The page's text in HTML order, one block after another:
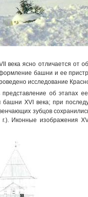
века ясно отличается от
башни и ее
исследование
об этапах
XVI века; при
зубцов
Иконные изображения